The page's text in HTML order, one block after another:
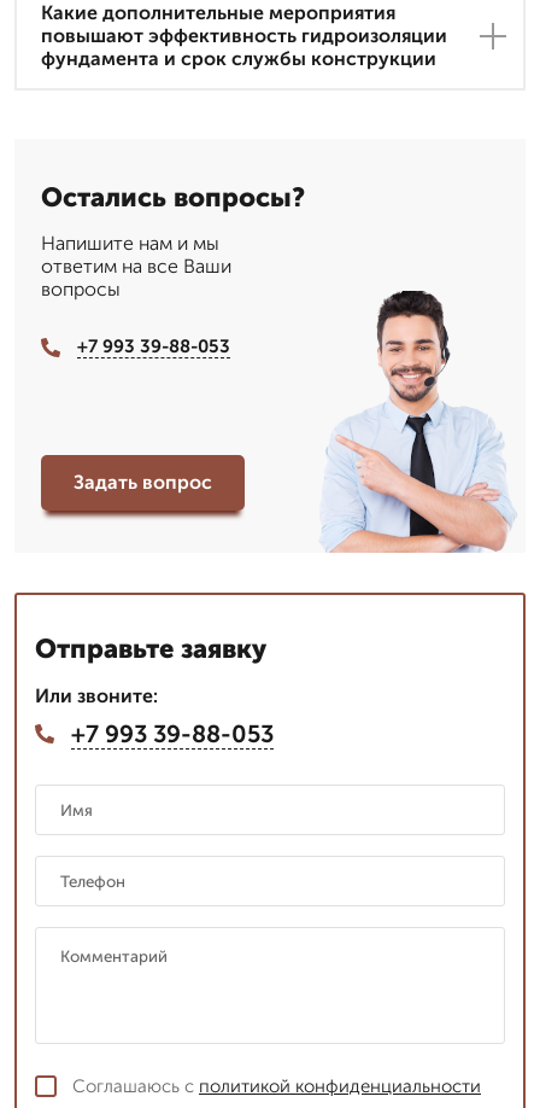
Какие дополнительные мероприятия
повышают эффективность гидроизоляции
фундамента и срок службы конструкции
Остались вопросы?
Напишите нам и мы
ответим на все Ваши
вопросы
+7 993 39-88-053
Задать вопрос
Отправьте заявку
Или звоните:
+7 993 39-88-053
Соглашаюсь с политикой конфиденциальности